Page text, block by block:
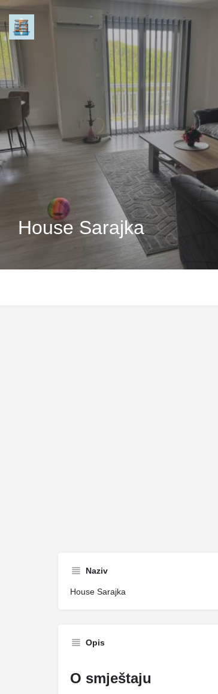
House Sarajka
Naziv
House Sarajka
Opis
O smještaju